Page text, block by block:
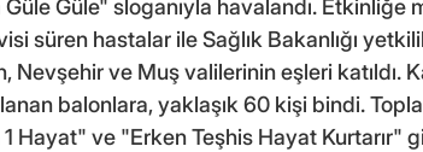
Güle Güle" sloganıyla havalandı.
süren hastalar ile Sağlık Bakanlığı
Nevşehir ve Muş valilerinin eşleri katıldı.
balonlara, yaklaşık 60 kişi bindi.
1 Hayat" ve "Erken Teşhis Hayat Kurtarır"